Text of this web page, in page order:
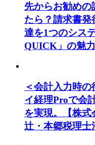
先からお勧め
たら？請求書発
達を1つのシス
QUICK」の魅
＜会計入力時
イ経理Proで会
を実現。【株
辻・本郷税理士